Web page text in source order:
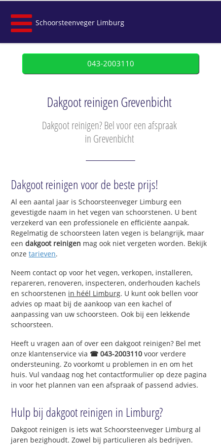
Schoorsteenveger Limburg
043-2003110
Dakgoot reinigen Grevenbicht
Dakgoot reinigen? Bel voor een afspraak
in Grevenbicht
Dakgoot reinigen voor de beste prijs!
Al een aantal jaar is Schoorsteenveger Limburg een
gevestigde naam in het vegen van schoorstenen. U bent
verzekerd van een professionele en efficiënte aanpak.
Regelmatig de schoorsteen laten vegen is belangrijk, maar
eendakgoot reinigen mag ook niet vergeten worden. Bekijk
onzetarieven.
Neem contact op voor het vegen, verkopen, installeren,
repareren, renoveren, inspecteren, onderhouden kachels
en schoorstenen in héél Limburg. U kunt ook bellen voor
advies op maat bij de aankoop van een kachel of
aanpassing van uw schoorsteen. Ook bij een lekkende
schoorsteen.
Heeft u vragen aan of over een dakgoot reinigen? Bel met
onze klantenservice via ☎ 043-2003110 voor verdere
ondersteuning. Zo voorkomt u problemen in en om het
huis. Vul vandaag nog het contactformulier op deze pagina
in voor het plannen van een afspraak of passend advies.
Hulp bij dakgoot reinigen in Limburg?
Dakgoot reinigen is iets wat Schoorsteenveger Limburg al
jaren bezighoudt. Zowel bij particulieren als bedrijven.